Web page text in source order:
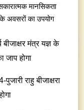
मानसिकता
अवसरों का उपयोग
मंत्र यज्ञ के
होगा
राहु बीजाक्षरा